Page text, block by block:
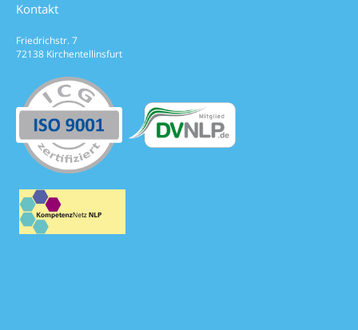
Kontakt
Friedrichstr. 7
72138 Kirchentellinsfurt